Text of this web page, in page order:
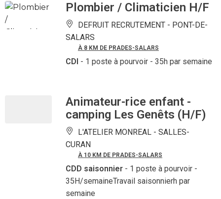
Plombier / Climaticien H/F
DEFRUIT RECRUTEMENT - PONT-DE-
SALARS
À 8 KM DE PRADES-SALARS
CDI - 1 poste à pourvoir - 35h par semaine
Animateur-rice enfant -
camping Les Genêts (H/F)
L'ATELIER MONREAL - SALLES-
CURAN
À 10 KM DE PRADES-SALARS
CDD saisonnier - 1 poste à pourvoir -
35H/semaineTravail saisonnierh par
semaine